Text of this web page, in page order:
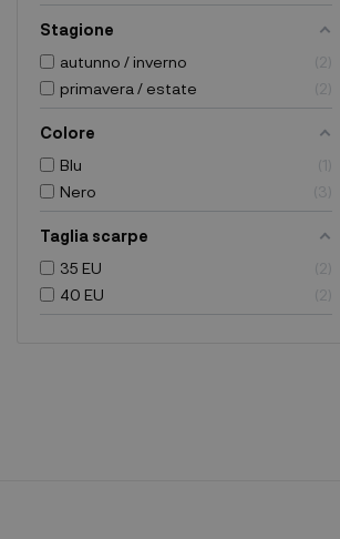
Stagione
autunno / inverno
primavera / estate
Colore
Blu
1
Nero
3
Taglia scarpe
35 EU
40 EU